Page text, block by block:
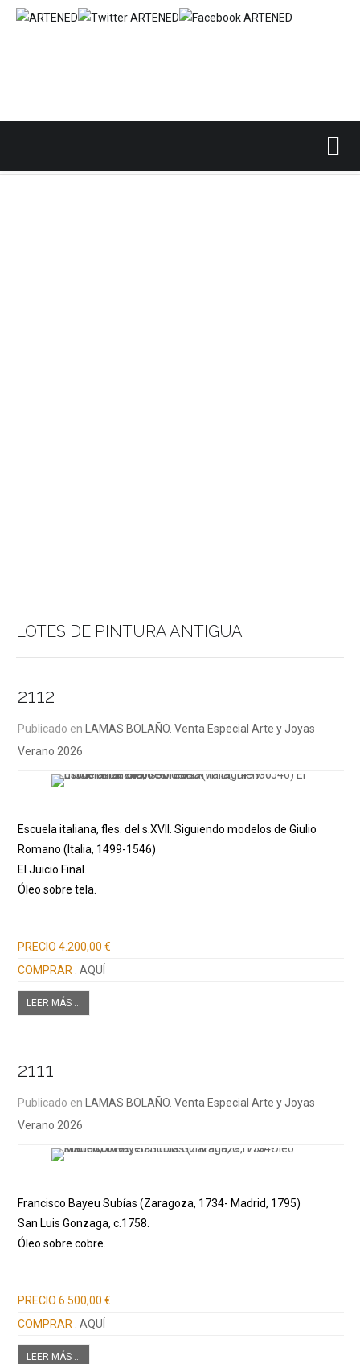
LOTES DE PINTURA ANTIGUA
2112
Publicado en
LAMAS BOLAÑO. Venta Especial Arte y Joyas
Verano 2026
Escuela italiana, fles. del s.XVII. Siguiendo modelos de Giulio
Romano (Italia, 1499-1546)
El Juicio Final.
Óleo sobre tela.
PRECIO 4.200,00 €
COMPRAR
. AQUÍ
LEER MÁS ...
2111
Publicado en
LAMAS BOLAÑO. Venta Especial Arte y Joyas
Verano 2026
Francisco Bayeu Subías (Zaragoza, 1734- Madrid, 1795)
San Luis Gonzaga, c.1758.
Óleo sobre cobre.
PRECIO 6.500,00 €
COMPRAR . AQUÍ
LEER MÁS ...